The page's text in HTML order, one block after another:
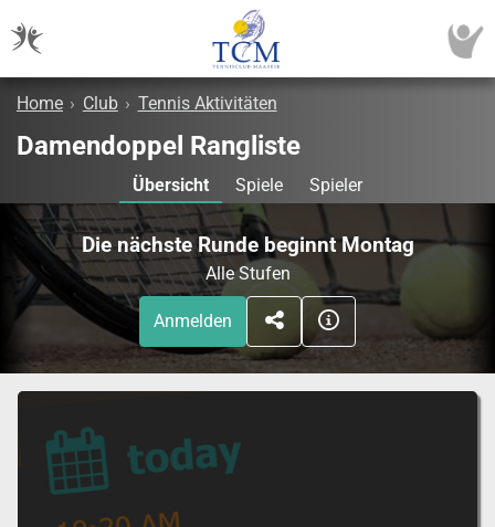
Home › Club › Tennis Aktivitäten
Damendoppel Rangliste
Übersicht Spiele Spieler
Die nächste Runde beginnt Montag
Alle Stufen
Anmelden